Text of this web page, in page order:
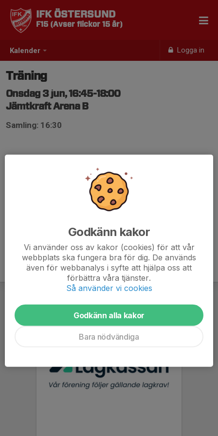
Kalender Logga in
IFK ÖSTERSUND
F15 (Avser flickor 15 år)
Träning
Onsdag 3 jun, 16:45-18:00
Jämtkraft Arena B
Samling: 16:30
Godkänn kakor
Vi använder oss av kakor (cookies) för att vår
webbplats ska fungera bra för dig. De används
även för webbanalys i syfte att hjälpa oss att
förbättra våra tjänster.
Så använder vi cookies
Godkänn alla kakor
Bara nödvändiga